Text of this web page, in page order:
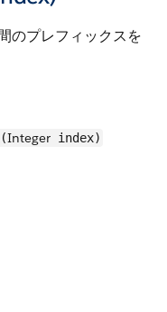
のプレフィックスを
Integer index)